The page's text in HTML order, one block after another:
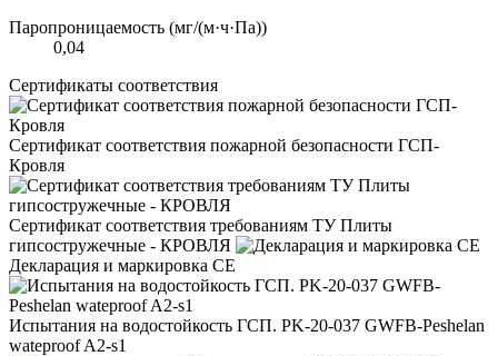
Паропроницаемость (мг/(м·ч·Па))
0,04
Сертификаты соответствия
Сертификат соответствия пожарной безопасности ГСП-
Кровля
Сертификат соответствия требованиям ТУ Плиты
гипсостружечные - КРОВЛЯ
Декларация и маркировка CE
Испытания на водостойкость ГСП. PK-20-037 GWFB-Peshelan
wateproof A2-s1